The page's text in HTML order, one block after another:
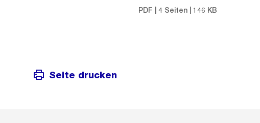
PDF | 4 Seiten | 146 KB
Seite drucken